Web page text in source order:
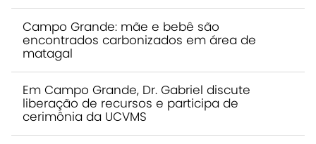
Campo Grande: mãe e bebê são
encontrados carbonizados em área de
matagal
Em Campo Grande, Dr. Gabriel discute
liberação de recursos e participa de
cerimônia da UCVMS